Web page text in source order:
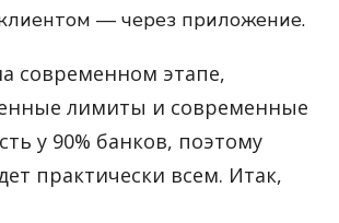
— через приложение.
современном этапе,
лимиты и современные
у 90% банков, поэтому
практически всем. Итак,